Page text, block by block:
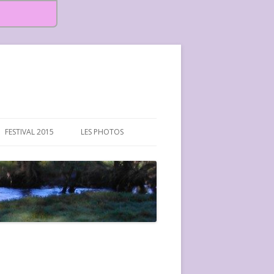
FESTIVAL 2015 LES PHOTOS
FESTIVAL 2016-PHOTOS
FESTIVAL 2017-PHOTOS ET
VIDÉOS